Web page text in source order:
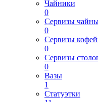
Чайники
0
Сервизы
0
Сервизы
0
Сервизы
0
Вазы
1
Статуэтки